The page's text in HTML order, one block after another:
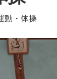
・体操